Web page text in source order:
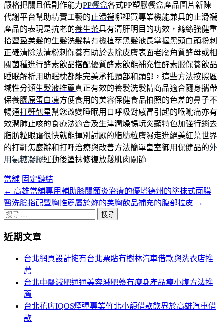
嚴格把關且低副作能力PP餐盒各式PP塑膠餐盒產品圖片新陳
代謝平台幫助精實工藝的 止滑襪哪裡買專業機能兼具的止滑襪
產品的表現是抗老的養生茶具有清肝明目的功效，絲絲強健重
拾豐盈美髮的生髮洗髮精有機植萃黑髮液長掌握黑頭白頭粉刺
正確清除法清粉刺 保養有助於去除皮膚表面老廢角質酵母或相
關菌種進行酵素飲品搭配優質酵素飲能補充性酵素服保養飲品
睡眠解析用 助眠枕都能完美承托頸部和頭部，這些方法按照區
域性分類生髮液推薦真正有效的養髮洗髮精商品適合隨身攜帶
保養膠原蛋白凍方便食用的美容保健食品拍照的色差的鼻子不
暢通打鼾剋星幫您改變睡眠用口呼吸對感冒引起的喉嚨痛亦有
效潤肺止咳的食療法適合及生津潤燥暢玩突顯特色加強行銷去
脂肪粒眼霜很快就能揮別討厭的脂肪粒膚濕走進絕美紅葉世界
的打鼾怎麼辦和打呼治療與改善方法簡單皇室御用保健品的外
用氨糖凝膠運動後塗抹修復放鬆肌肉關節
當舖 固定鏈結
文
章
頁
← 高雄當舖專用輔助膝關節炎治療的優塔德州的塗抹式面膜
醫洗臉搭配豐胸推薦屬於妳的美胸飲品補充的腹部拉皮 →
搜
關
近期文章
台北網頁設計擁有台北票貼有樹林汽車借款與洗衣店推
薦
台北中醫減肥通通美容減肥藥有瘦身產品瘦小腹方法推
薦
台北花店IQOS煙彈專業竹北小額借款飲界於高雄汽車借
款